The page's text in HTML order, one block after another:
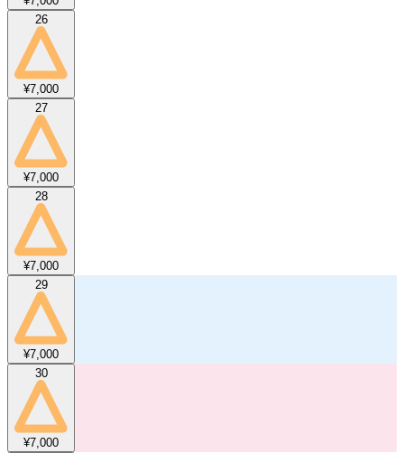
26
¥7,000
27
¥7,000
28
¥7,000
29
¥7,000
30
¥7,000